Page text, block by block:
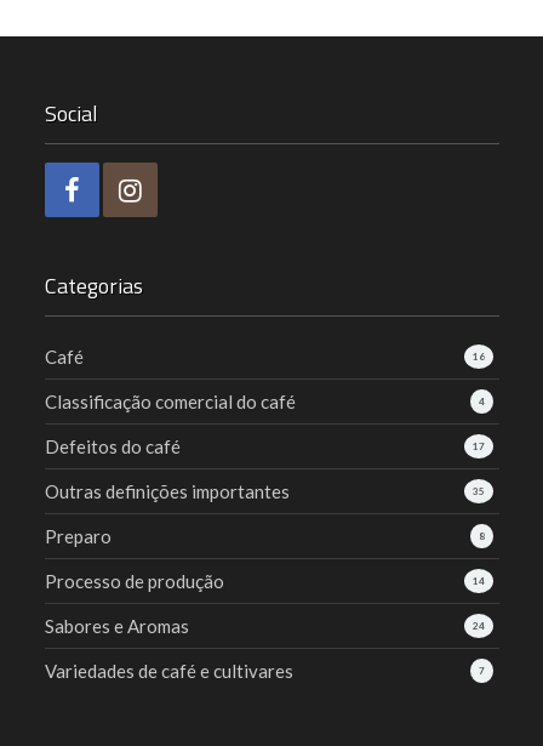
Social
Categorias
16
Café
4
Classificação comercial do café
17
Defeitos do café
35
Outras definições importantes
8
Preparo
14
Processo de produção
24
Sabores e Aromas
7
Variedades de café e cultivares